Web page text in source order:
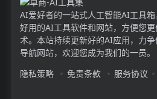
AI爱好者的一站式人工智能AI工具
好用的AI工具软件和网站，方便您
术。本站持续更新好的AI应用，力
导航网站，欢迎您成为我们的一员。
隐私策略
免责条款 服务协议